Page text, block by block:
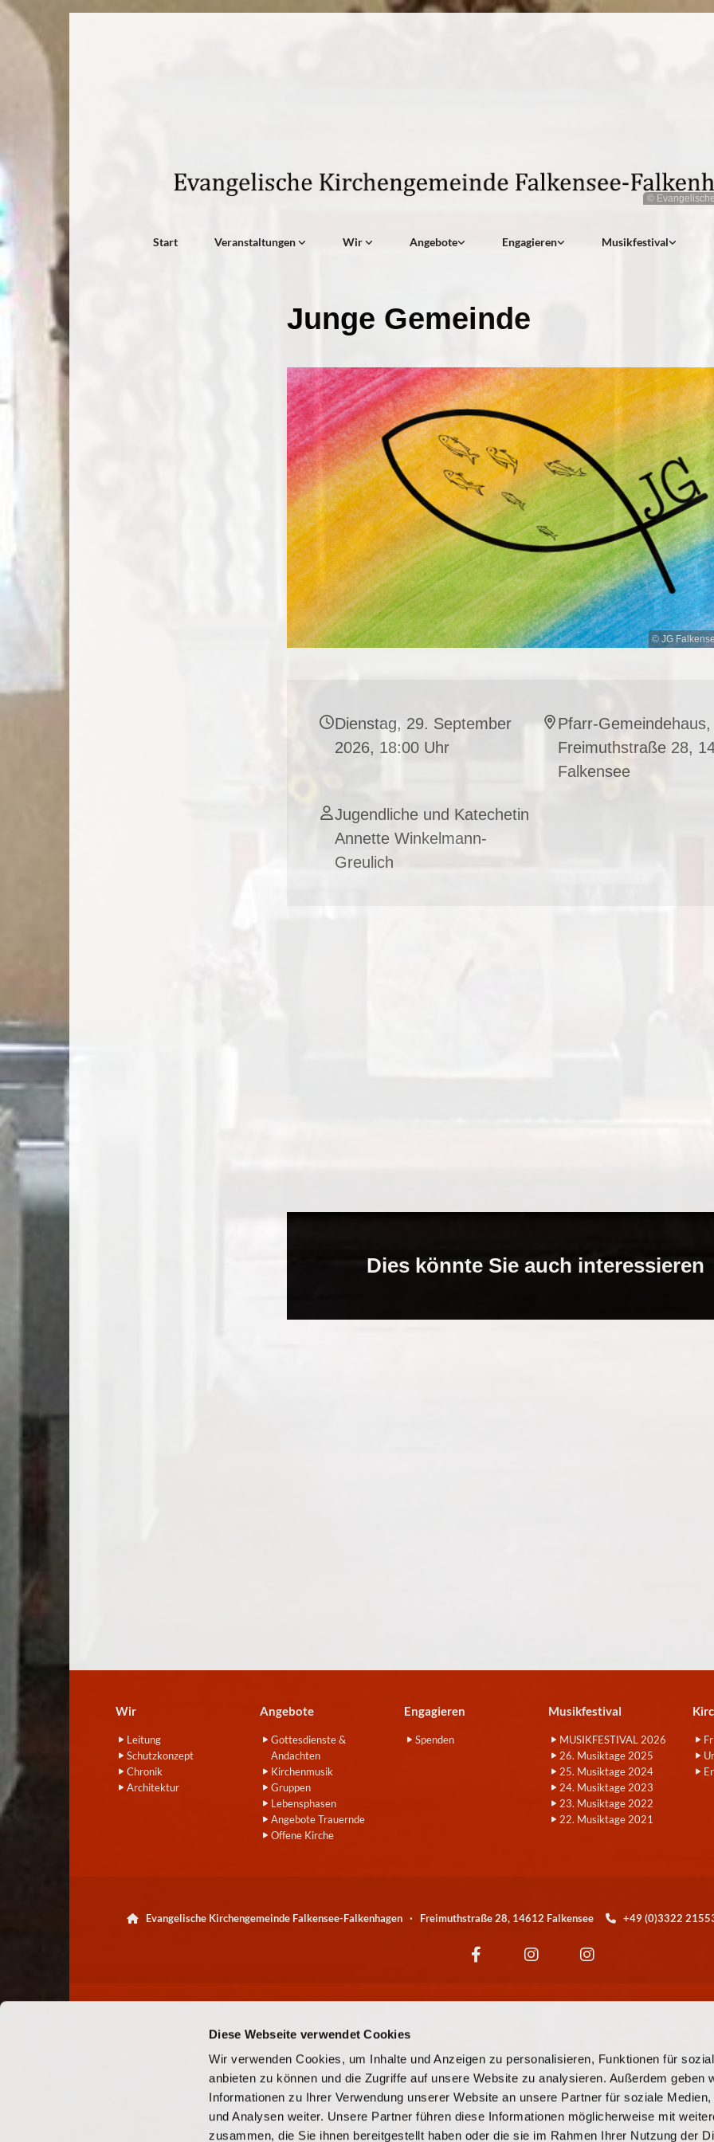
Diese Webseite verwendet Cookies
Wir verwenden Cookies, um Inhalte und Anzeigen zu personalisieren, Funktionen für
anbieten zu können und die Zugriffe auf unsere Website zu analysieren. Außerdem geben
Informationen zu Ihrer Verwendung unserer Website an unsere Partner für soziale Medien,
und Analysen weiter. Unsere Partner führen diese Informationen möglicherweise mit
zusammen, die Sie ihnen bereitgestellt haben oder die sie im Rahmen Ihrer Nutzung der
©
Start Veranstaltungen Wir Angebote Engagieren Musikfestival
Junge Gemeinde
© JG
Dienstag, 29. September
2026, 18:00 Uhr
Pfarr-Gemeindehaus,
Freimuthstraße 28,
Falkensee
Jugendliche und Katechetin
Annette Winkelmann-
Greulich
Dies könnte Sie auch interessieren
Wir
Leitung
Schutzkonzept
Chronik
Architektur
Angebote
Gottesdienste &
Andachten
Kirchenmusik
Gruppen
Lebensphasen
Angebote Trauernde
Offene Kirche
Engagieren
Spenden
Musikfestival
MUSIKFESTIVAL 2026
26. Musiktage 2025
25. Musiktage 2024
24. Musiktage 2023
23. Musiktage 2022
22. Musiktage 2021
 Evangelische Kirchengemeinde Falkensee-Falkenhagen · Freimuthstraße 28, 14612 Falkensee  +49 (0)3322
© EKBO
© Evangelische Kirchengemeinde Falkensee-Falkenhagen
Cookie-Richtlinie